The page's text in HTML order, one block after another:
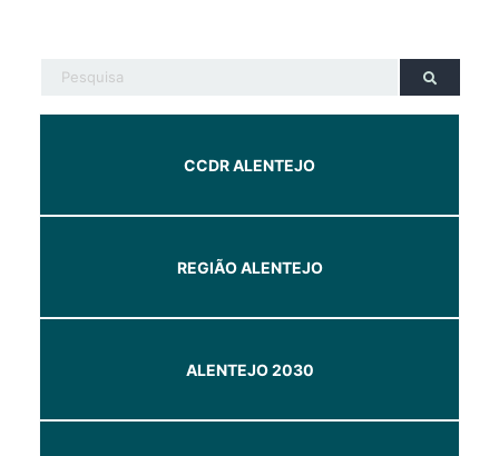
CCDR ALENTEJO
REGIÃO ALENTEJO
ALENTEJO 2030